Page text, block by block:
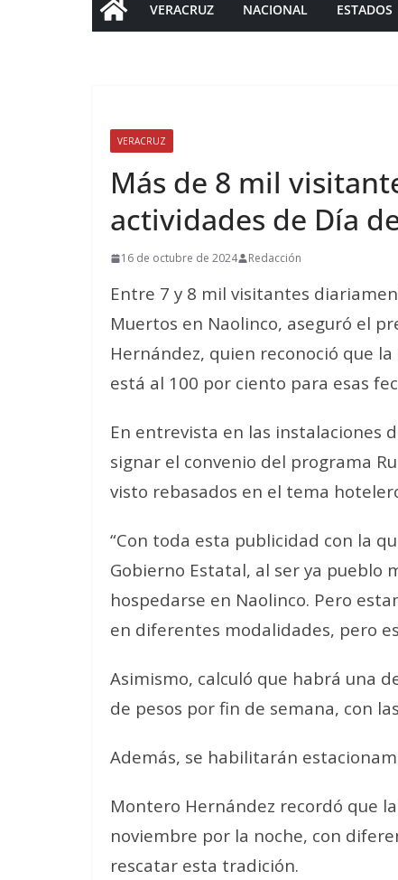
VERACRUZ NACIONAL ESTADOS
VERACRUZ
Más de 8 mil
actividades de Día
16 de octubre de 2024 Redacción
Entre 7 y 8 mil visitantes
Muertos en Naolinco, aseguró el
Hernández, quien reconoció que
está al 100 por ciento para esas
En entrevista en las instalaciones
signar el convenio del programa
visto rebasados en el tema
“Con toda esta publicidad con la
Gobierno Estatal, al ser ya pueblo
hospedarse en Naolinco. Pero
en diferentes modalidades, pero
Asimismo, calculó que habrá una
de pesos por fin de semana, con
Además, se habilitarán
Montero Hernández recordó que
noviembre por la noche, con
rescatar esta tradición.